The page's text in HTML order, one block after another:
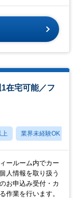
在宅可能／フ
業界未経験OK
ールーム内でカー
人情報を取り扱う
お申込み受付・カ
作業を行います。